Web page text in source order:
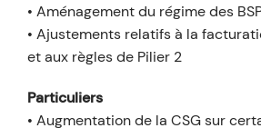
• Aménagement du régime des
• Ajustements relatifs à la
et aux règles de Pilier 2
Particuliers
• Augmentation de la CSG sur